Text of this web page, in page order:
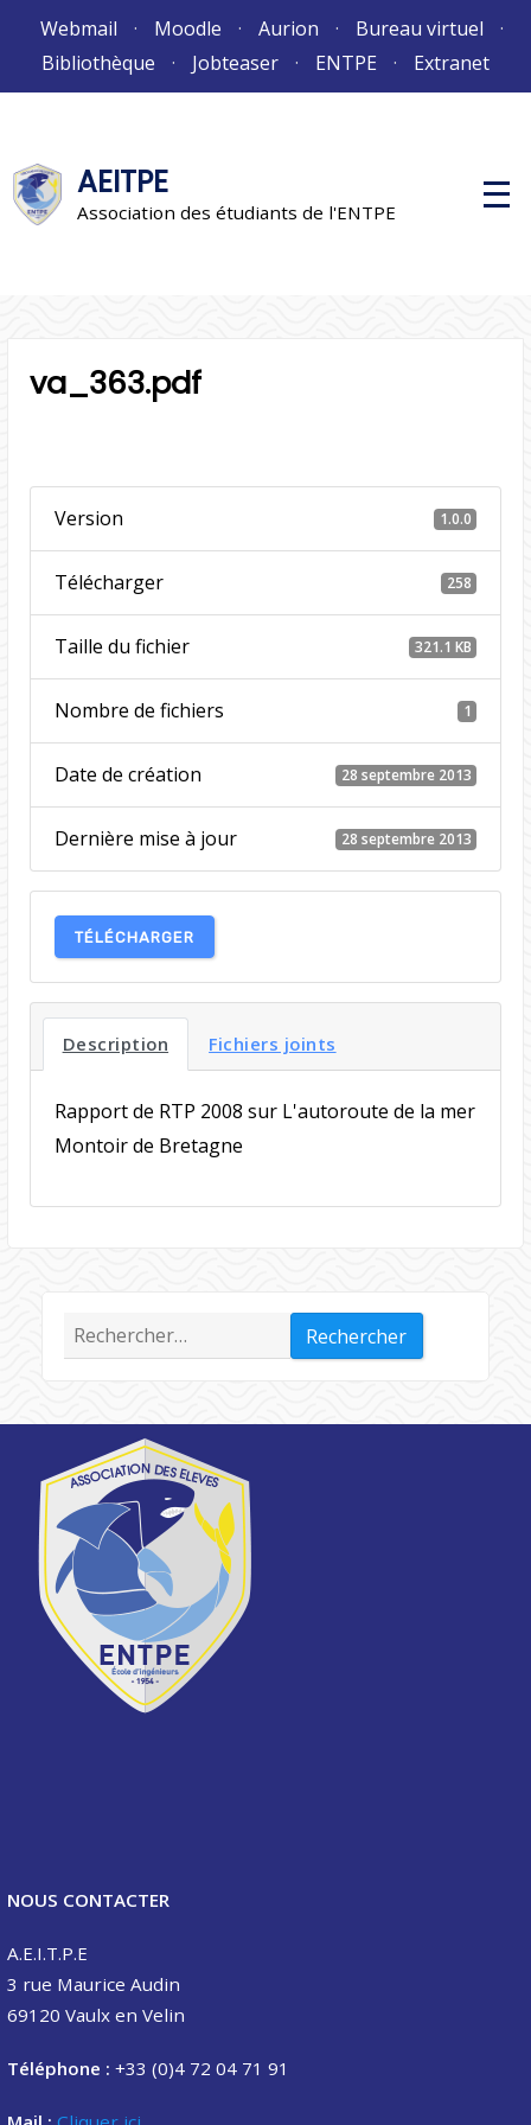
Webmail Moodle Aurion
Bureau virtuel
Bibliothèque
Jobteaser ENTPE Extranet
AEITPE
Association des étudiants de l'ENTPE
M
e
va_363.pdf
Version 1.0.0
Télécharger 258
Taille du fichier 321.1 KB
Nombre de fichiers 1
Date de création 28 septembre 2013
Dernière mise à jour 28 septembre 2013
TÉLÉCHARGER
Description Fichiers joints
Rapport de RTP 2008 sur L'autoroute de la mer
Montoir de Bretagne
Rechercher :
NOUS CONTACTER
A.E.I.T.P.E
3 rue Maurice Audin
69120 Vaulx en Velin
Téléphone : +33 (0)4 72 04 71 91